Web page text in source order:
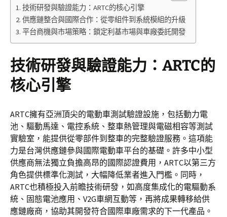
技術研發與驗證能力：ARTC的核心引擎
供應鏈整合與國際合作：從零組件到系統模組的升級
平台商機與市場策略：鎖定利基市場與車廠委託開發
技術研發與驗證能力：ARTC的
核心引擎
ARTC擁有亞洲頂尖的電動車測試驗證設施，包括動力電
池、驅動馬達、電控系統、整車熱管理與電磁相容等測試
實驗室，能提供從零部件到整車的完整驗證服務。這項能
力是台灣供應鏈參與國際電動車平台的基礎。許多中小型
供應商無法獨立負擔高昂的國際認證費用，ARTC以第三方
角色提供標準化測試，大幅降低業者進入門檻。同時，
ARTC也積極投入前瞻技術研發，如高度集成化的電驅動系
統、固態電池應用、V2G車網互動等，再將成果轉移給供
應鏈廠商，協助其開發符合國際車廠需求的下一代產品。